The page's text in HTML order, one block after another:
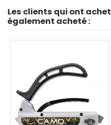
Les clients qui ont
également acheté :